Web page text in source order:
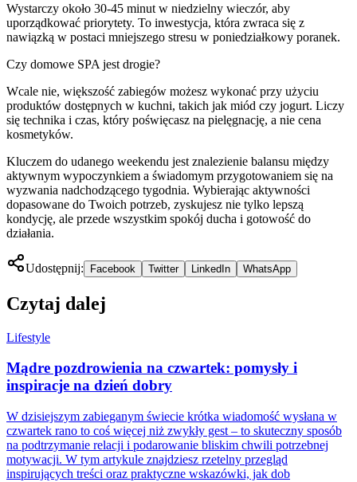
Wystarczy około 30-45 minut w niedzielny wieczór, aby
uporządkować priorytety. To inwestycja, która zwraca się z
nawiązką w postaci mniejszego stresu w poniedziałkowy poranek.
Czy domowe SPA jest drogie?
Wcale nie, większość zabiegów możesz wykonać przy użyciu
produktów dostępnych w kuchni, takich jak miód czy jogurt. Liczy
się technika i czas, który poświęcasz na pielęgnację, a nie cena
kosmetyków.
Kluczem do udanego weekendu jest znalezienie balansu między
aktywnym wypoczynkiem a świadomym przygotowaniem się na
wyzwania nadchodzącego tygodnia. Wybierając aktywności
dopasowane do Twoich potrzeb, zyskujesz nie tylko lepszą
kondycję, ale przede wszystkim spokój ducha i gotowość do
działania.
Udostępnij: Facebook Twitter LinkedIn WhatsApp
Czytaj dalej
Lifestyle
Mądre pozdrowienia na czwartek: pomysły i
inspiracje na dzień dobry
W dzisiejszym zabieganym świecie krótka wiadomość wysłana w
czwartek rano to coś więcej niż zwykły gest – to skuteczny sposób
na podtrzymanie relacji i podarowanie bliskim chwili potrzebnej
motywacji. W tym artykule znajdziesz rzetelny przegląd
inspirujących treści oraz praktyczne wskazówki, jak dob